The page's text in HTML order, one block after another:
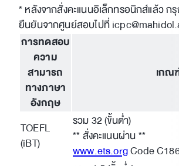
* หลังจากสั่งคะแนนอิเล็กทรอนิกส์แล้ว ก
ยืนยันจากศูนย์สอบไปที่
การทดสอบ
ความ
สามารถ
ทางภาษา
อังกฤษ
เกณ
TOEFL
(iBT)
รวม 32 (ขั้นต่ำ)
** สั่งคะแนนผ่าน **
www.ets.orgCode